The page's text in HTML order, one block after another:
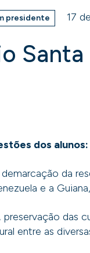
presidente 17
Santa
dos alunos:
da
e a
preservação das
entre as